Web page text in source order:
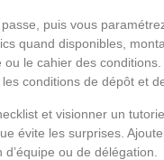
puis vous
quand disponibles,
le cahier des
conditions de dépôt et
et visionner un
évite les surprises.
ou de délégation.